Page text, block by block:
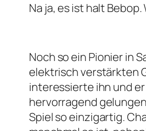
Na ja, es ist halt
Noch so ein Pionier in
elektrisch verstärkten
interessierte ihn und
hervorragend
Spiel so einzigartig.